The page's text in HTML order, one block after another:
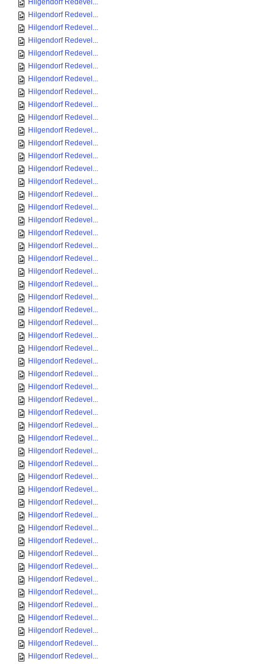
Hilgendorf Redevel...
Hilgendorf Redevel...
Hilgendorf Redevel...
Hilgendorf Redevel...
Hilgendorf Redevel...
Hilgendorf Redevel...
Hilgendorf Redevel...
Hilgendorf Redevel...
Hilgendorf Redevel...
Hilgendorf Redevel...
Hilgendorf Redevel...
Hilgendorf Redevel...
Hilgendorf Redevel...
Hilgendorf Redevel...
Hilgendorf Redevel...
Hilgendorf Redevel...
Hilgendorf Redevel...
Hilgendorf Redevel...
Hilgendorf Redevel...
Hilgendorf Redevel...
Hilgendorf Redevel...
Hilgendorf Redevel...
Hilgendorf Redevel...
Hilgendorf Redevel...
Hilgendorf Redevel...
Hilgendorf Redevel...
Hilgendorf Redevel...
Hilgendorf Redevel...
Hilgendorf Redevel...
Hilgendorf Redevel...
Hilgendorf Redevel...
Hilgendorf Redevel...
Hilgendorf Redevel...
Hilgendorf Redevel...
Hilgendorf Redevel...
Hilgendorf Redevel...
Hilgendorf Redevel...
Hilgendorf Redevel...
Hilgendorf Redevel...
Hilgendorf Redevel...
Hilgendorf Redevel...
Hilgendorf Redevel...
Hilgendorf Redevel...
Hilgendorf Redevel...
Hilgendorf Redevel...
Hilgendorf Redevel...
Hilgendorf Redevel...
Hilgendorf Redevel...
Hilgendorf Redevel...
Hilgendorf Redevel...
Hilgendorf Redevel...
Hilgendorf Redevel...